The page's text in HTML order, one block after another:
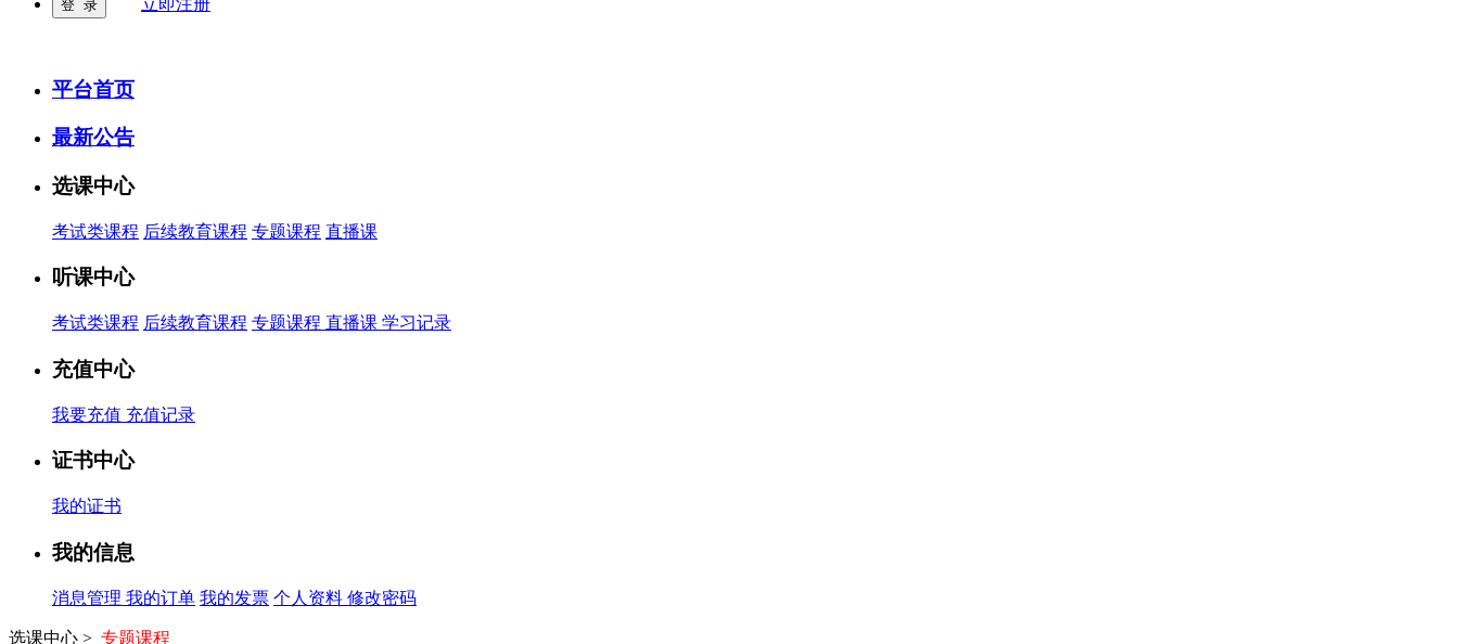
平台首页
最新公告
选课中心
考试类课程 后续教育课程 专题课程 直播课
听课中心
考试类课程 后续教育课程 专题课程 直播课 学习记录
充值中心
我要充值 充值记录
证书中心
我的证书
我的信息
消息管理 我的订单 我的发票 个人资料 修改密码
选课中心 > 专题课程